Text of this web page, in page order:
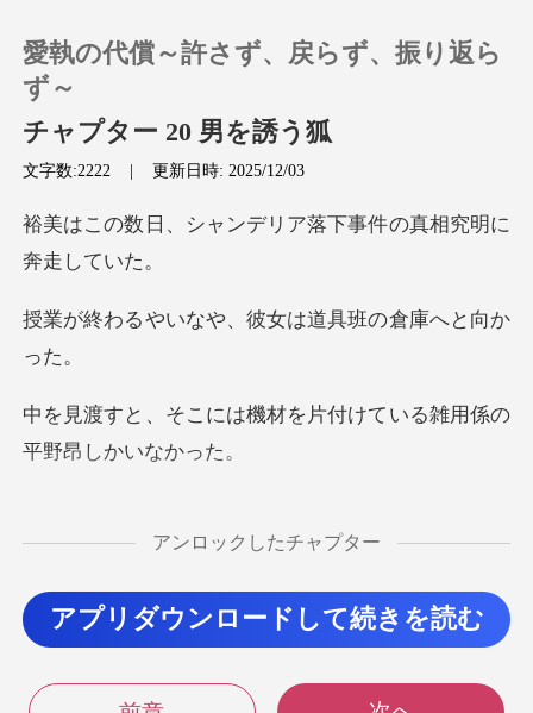
チャージ
閲覧履歴
検索
愛執の代償～許さず、戻らず、振り返ら
ず～
チャプター 20 男を誘う狐
文字数:2222 |更新日時: 2025/12/03
ンデリア落下事件の真
や、彼女は道具班の
機材を片付けている雑用
ん。他の道具係
きらぼうに答え
た。 「みんな出払っ
アンロックしたチャプター
アプリダウンロードして続きを読む